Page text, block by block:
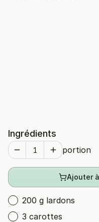
Ingrédients
portion
Ajouter
200 g lardons
3 carottes